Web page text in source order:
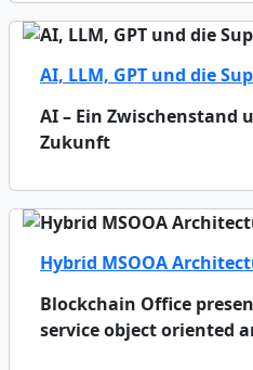
AI, LLM, GPT und die
AI – Ein Zwischenstand
Zukunft
Hybrid MSOOA
Blockchain Office
service object oriented